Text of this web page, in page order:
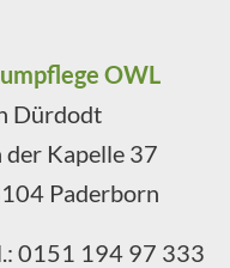
OWL
Dürdodt
der Kapelle 37
Paderborn
0151 194 97 333